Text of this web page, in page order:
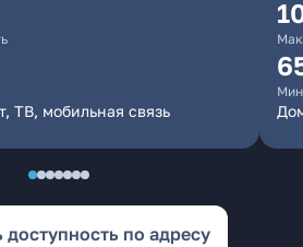
ТВ, мобильная связь
доступность по адресу